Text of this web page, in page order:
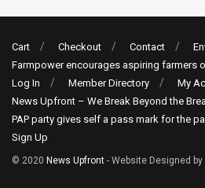
Cart Checkout Contact
Farmpower encourages aspiring farmers
Log In
Member Directory My
News Upfront – We Break Beyond the
PAP party gives self a pass mark for the
Sign Up
© 2020 News Upfront - Website Designed by